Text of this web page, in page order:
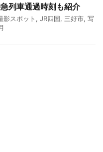
列車通過時刻も紹介
影スポット , JR四国, 三好市, 写